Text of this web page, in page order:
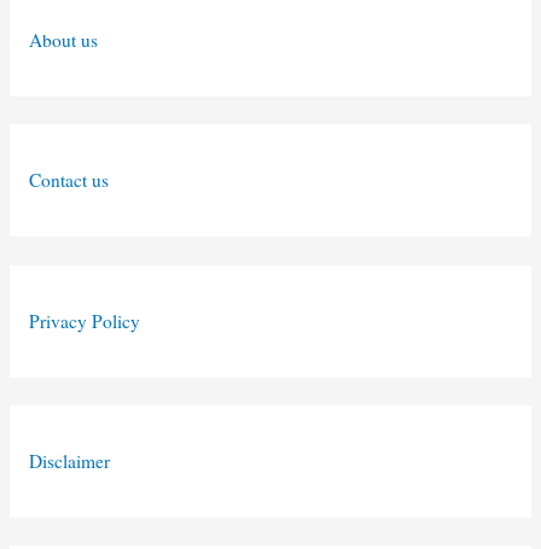
About us
Contact us
Privacy Policy
Disclaimer